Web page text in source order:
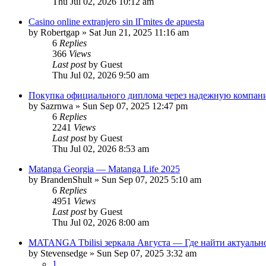
Casino online extranjero sin lГ­mites de apuesta
by Robertgap » Sat Jun 21, 2025 11:16 am
6 Replies
366 Views
Last postby Guest
Thu Jul 02, 2026 9:50 am
Покупка официального диплома через надежную
by Sazrnwa » Sun Sep 07, 2025 12:47 pm
6 Replies
2241 Views
Last postby Guest
Thu Jul 02, 2026 8:53 am
Matanga Georgia — Matanga Life 2025
by BrandenShult » Sun Sep 07, 2025 5:10 am
6 Replies
4951 Views
Last postby Guest
Thu Jul 02, 2026 8:00 am
MATANGA Tbilisi зеркала Августа — Где найти
by Stevensedge » Sun Sep 07, 2025 3:32 am
1